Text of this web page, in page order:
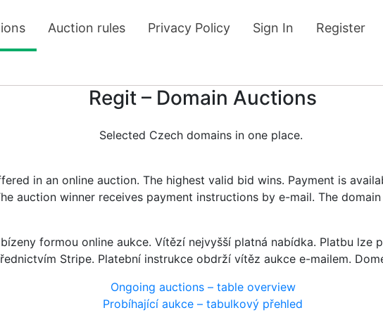
Auction rules Privacy Policy Sign In Register
Regit – Domain Auctions
Selected Czech domains in one place.
in an online auction. The highest valid bid wins. Payment is
auction winner receives payment instructions by e-mail. The
formou online aukce. Vítězí nejvyšší platná nabídka. Platbu lze
Stripe. Platební instrukce obdrží vítěz aukce e-mailem.
Ongoing auctions – table overview
Probíhající aukce – tabulkový přehled